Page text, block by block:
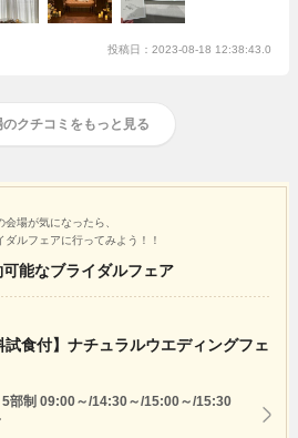
中で、ペーパーアイテムの添削を丁寧にし
提携のドレスショップである、エドゥさ
トは、ムービーのデータは共有ドライブに
投稿日：2023-08-18 12:38:43.0
のクチコミをもっと見る
会場が気になったら、
ダルフェアに行ってみよう！！
能なブライダルフェア
試食付】ナチュラルウエディングフェ
5部制 09:00～/14:30～/15:00～/15:30